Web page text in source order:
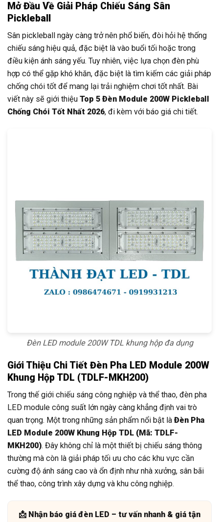
Mở Đầu Về Giải Pháp Chiếu Sáng Sân
Pickleball
Sân pickleball ngày càng trở nên phổ biến, đòi hỏi hệ thống
chiếu sáng hiệu quả, đặc biệt là vào buổi tối hoặc trong
điều kiện ánh sáng yếu. Tuy nhiên, việc lựa chọn đèn phù
hợp có thể gặp khó khăn, đặc biệt là tìm kiếm các giải pháp
chống chói tốt để mang lại trải nghiệm chơi tốt nhất. Bài
viết này sẽ giới thiệu Top 5 Đèn Module 200W Pickleball
Chống Chói Tốt Nhất 2026, đi kèm với báo giá chi tiết.
Đèn LED module 200W TDL khung hộp đa dụng
Giới Thiệu Chi Tiết Đèn Pha LED Module 200W
Khung Hộp TDL (TDLF-MKH200)
Trong thế giới chiếu sáng công nghiệp và thể thao, đèn pha
LED module công suất lớn ngày càng khẳng định vai trò
quan trọng. Một trong những sản phẩm nổi bật là Đèn Pha
LED Module 200W Khung Hộp TDL (Mã: TDLF-
MKH200). Đây không chỉ là một thiết bị chiếu sáng thông
thường mà còn là giải pháp tối ưu cho các khu vực cần
cường độ ánh sáng cao và ổn định như nhà xưởng, sân bãi
thể thao, công trình xây dựng và khu công nghiệp.
📩 Nhận báo giá đèn LED – tư vấn nhanh & giá tận